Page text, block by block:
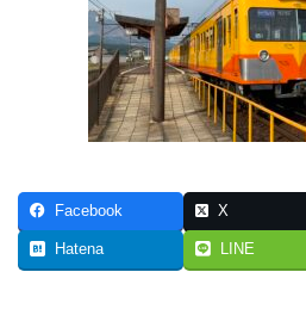
Facebook X
Hatena LINE